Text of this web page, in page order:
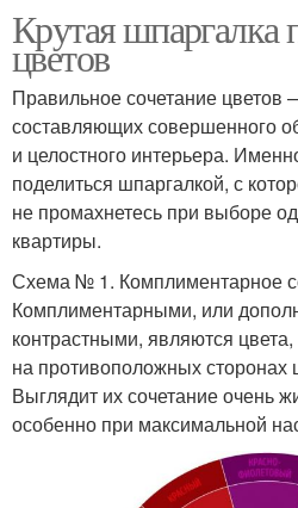
Крутая шпаргалка
цветов
Правильное сочетание
составляющих совершенного
и целостного интерьера.
поделиться шпаргалкой, с
не промахнетесь при выборе
квартиры.
Схема № 1. Комплиментарное
Комплиментарными, или
контрастными, являются
на противоположных сторонах
Выглядит их сочетание очень
особенно при максимальной